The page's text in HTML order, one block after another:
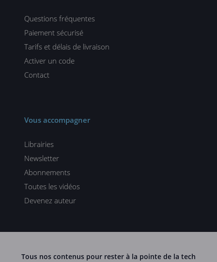
Questions fréquentes
Paiement sécurisé
Tarifs et délais de livraison
Activer un code
Contact
Vous accompagner
Librairies
Newsletter
Abonnements
Toutes les vidéos
Devenez auteur
Tous nos contenus pour rester à la pointe de la tech